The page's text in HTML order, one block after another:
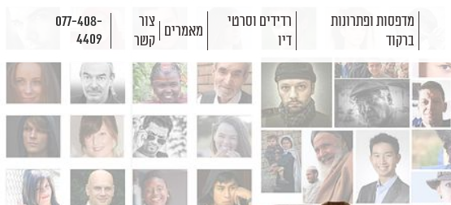
מדפסות ופתרונות
ברקוד
רדידים וסרטי
דיו
מאמרים
צור
קשר
077-408-
4409